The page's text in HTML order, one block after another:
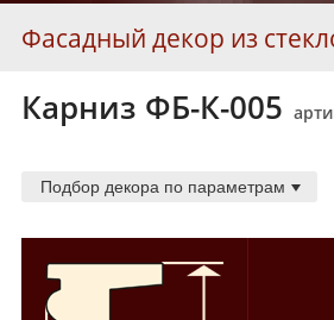
Фасадный декор из
Карнизы из стеклофибробетона
55
Молдинги из стеклофибробетона
Сандрики из стеклофибробетона
Балюстрады из стеклофибробетона
87
Колонны из стеклофибробетона
Полуколонны из стеклофибробетона
Карниз ФБ-К-005
Подбор декора по параметрам